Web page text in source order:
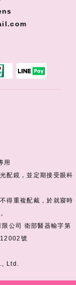
用
配鏡，並定期接受眼科
得重複配戴，於就寢時
公司 衛部醫器輸字第
號
Ltd.